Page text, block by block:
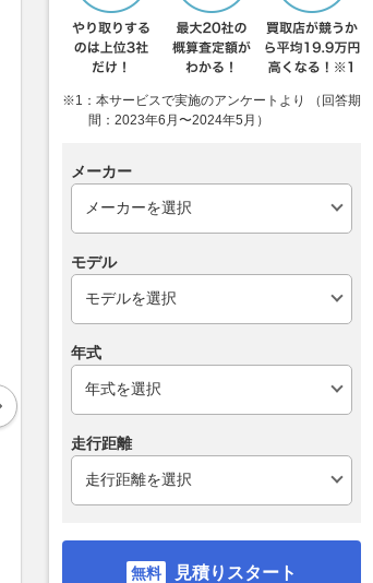
660 PC ハイルーフ
万円
660 PA ハイルーフ
支払総額
フ
169
※1：本サービスで実施のアンケートより （回答期
間：2023年6月〜2024年5月）
メーカー
モデル
年式
走行距離
見積りスタート